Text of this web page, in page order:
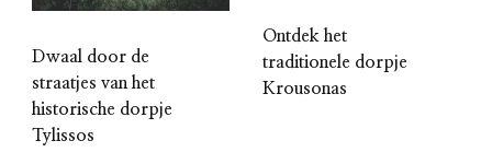
Dwaal door de
straatjes van het
historische dorpje
Tylissos
Ontdek het
traditionele dorpje
Krousonas